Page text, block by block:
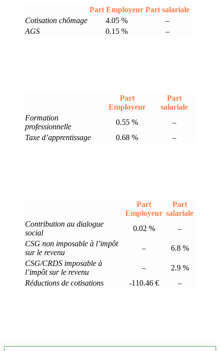
Part Employeur Part salariale
Cotisation chômage
4.05 %
–
AGS
0.15 % –
Part
Employeur
Part
salariale
Formation
professionnelle
0.55 %
–
Taxe d’apprentissage
0.68 % –
Part
Employeur
Part
salariale
Contribution au dialogue
social
0.02 %
–
CSG non imposable à l’impôt
sur le revenu
–
6.8 %
CSG/CRDS imposable à
l’impôt sur le revenu
–
2.9 %
Réductions de cotisations
-110.46 € –